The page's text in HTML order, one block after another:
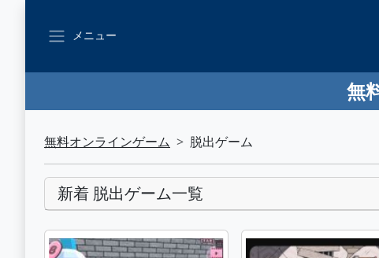
メニュー
無
無料オンラインゲーム 脱出ゲーム
新着 脱出ゲーム一覧